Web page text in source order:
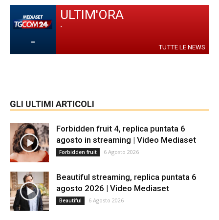
-
ULTIM'ORA
-
TUTTE LE NEWS
GLI ULTIMI ARTICOLI
Forbidden fruit 4, replica puntata 6
agosto in streaming | Video Mediaset
Forbidden fruit 6 Agosto 2026
Beautiful streaming, replica puntata 6
agosto 2026 | Video Mediaset
Beautiful 6 Agosto 2026